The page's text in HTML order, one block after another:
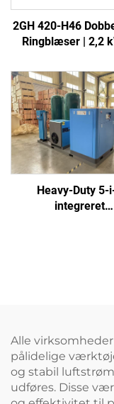
2GH 420-H46
Ringblæser | 2,2
Heavy-Duty 5-
integreret
Alle
pålidelige
og stabil
udføres. Disse